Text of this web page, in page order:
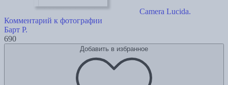
Camera Lucida.
Комментарий к фотографии
Барт Р.
690
Добавить в избранное